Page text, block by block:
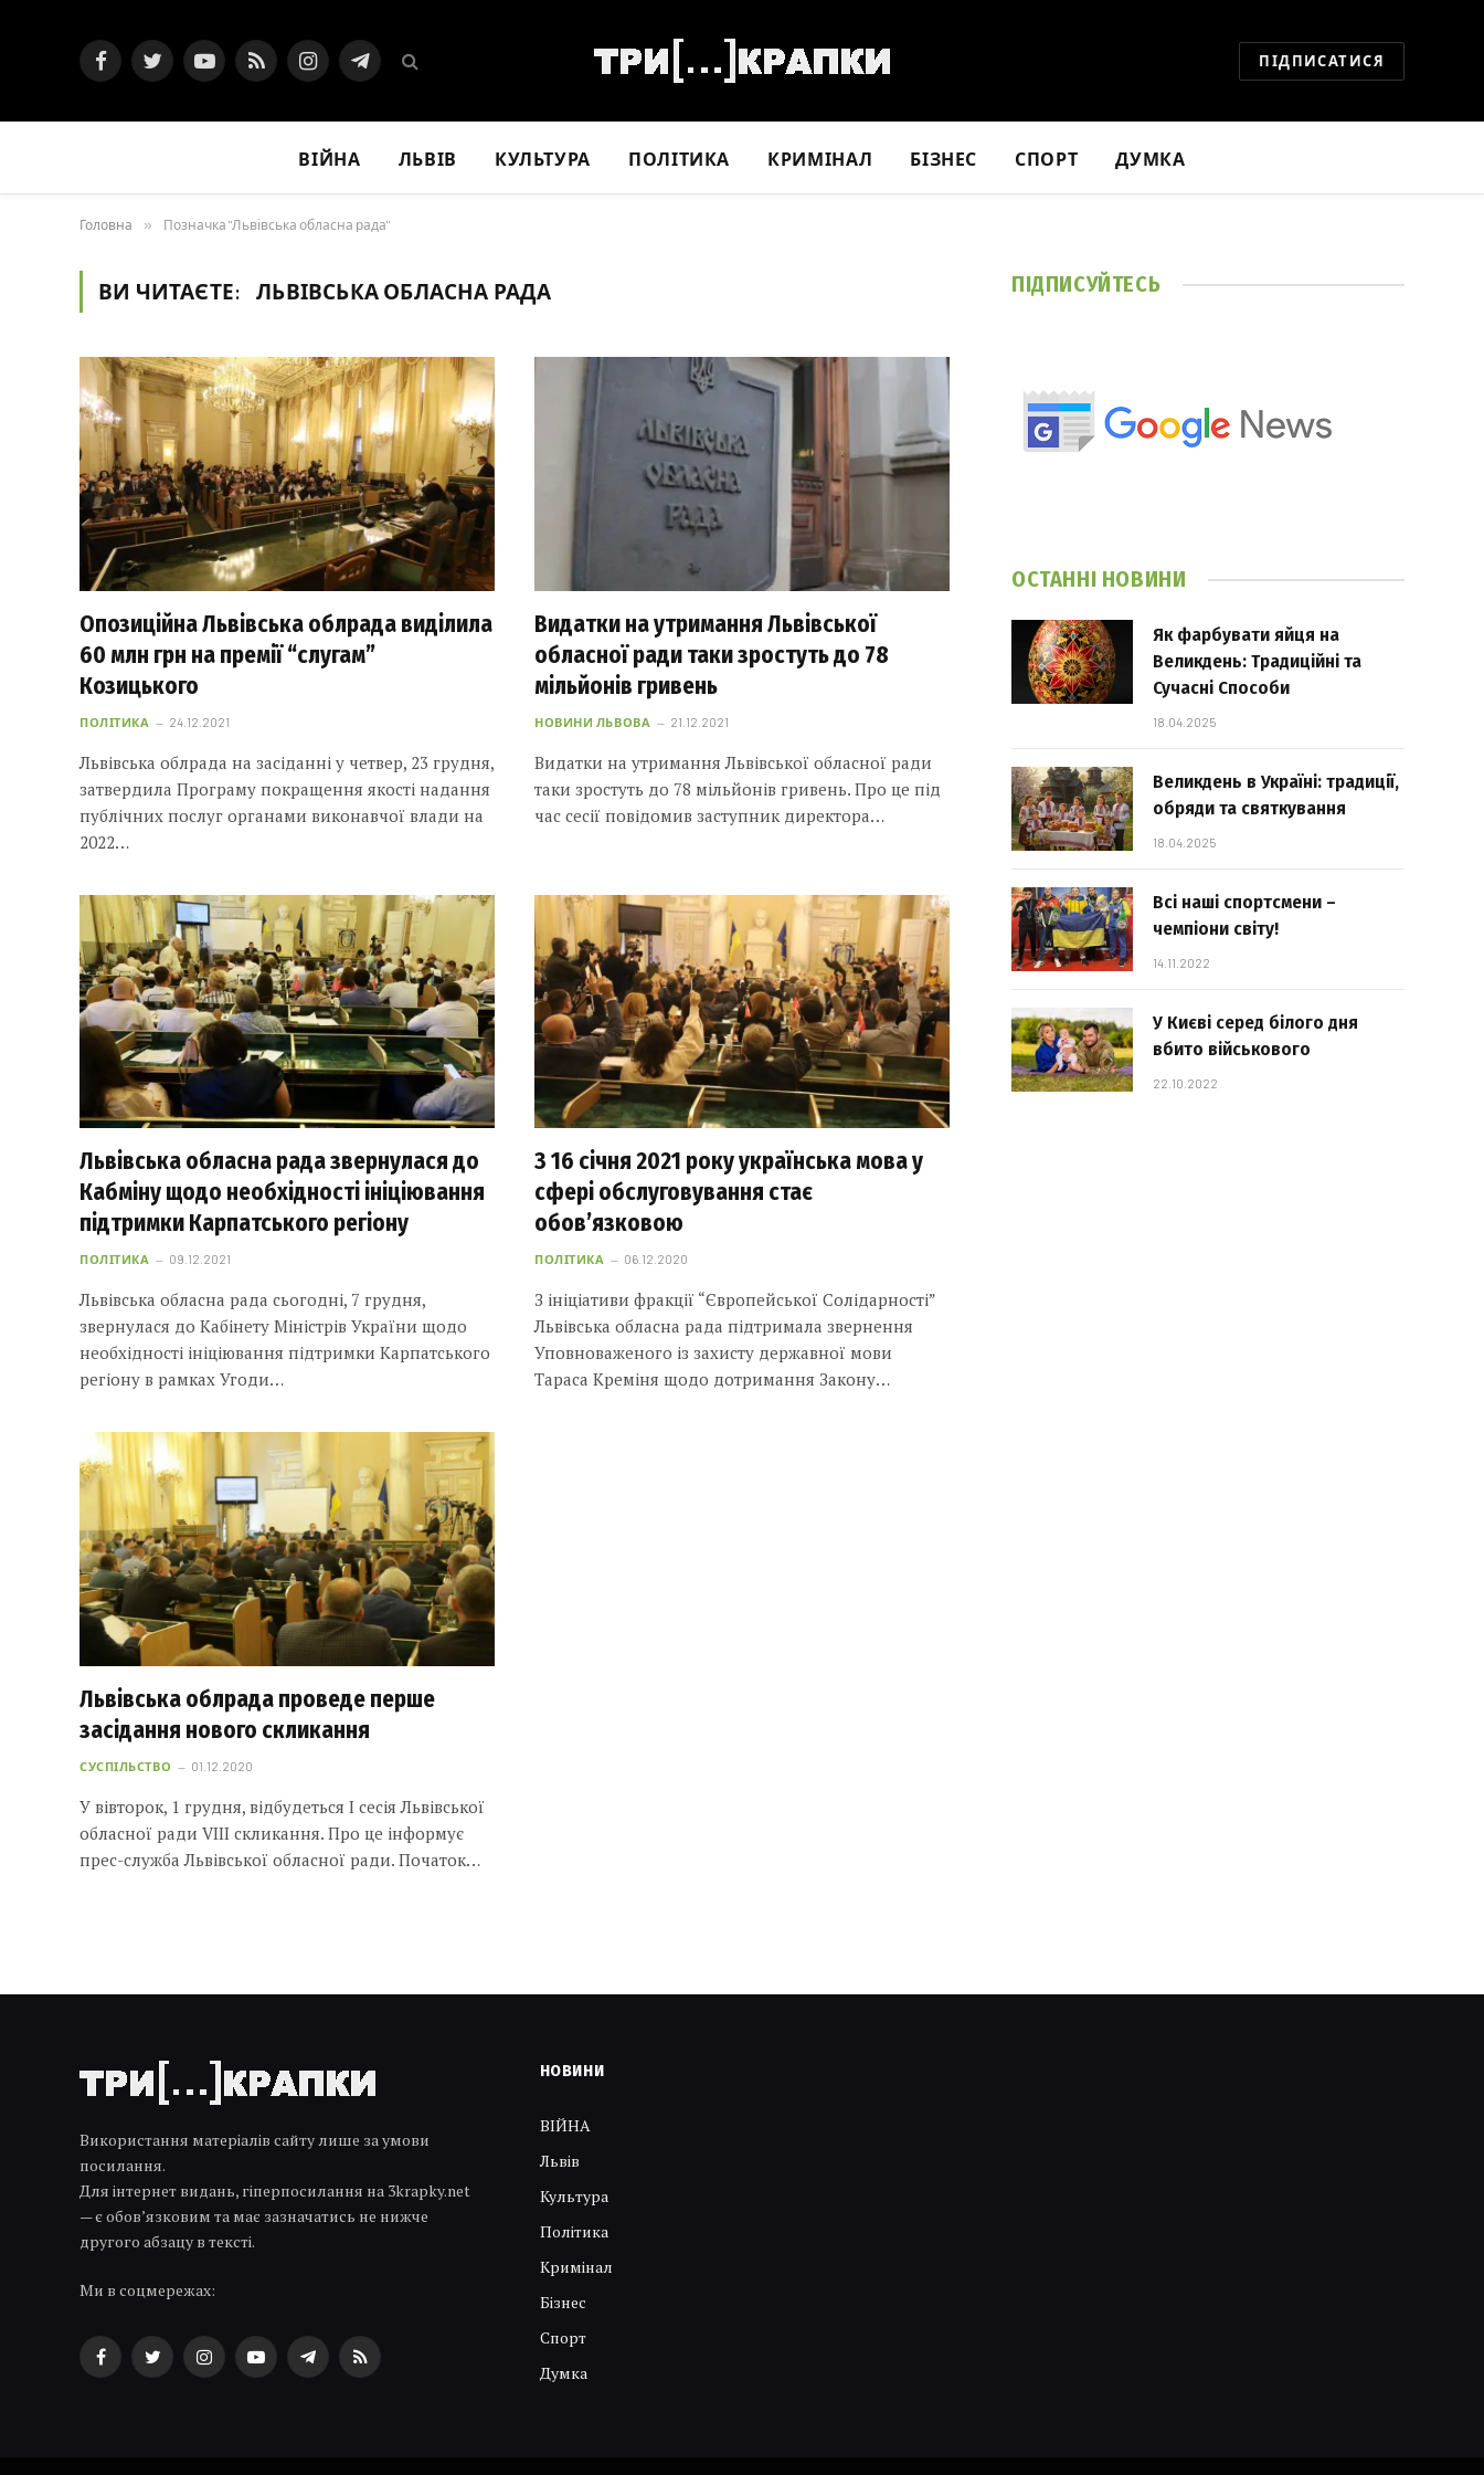
FacebookTwitterYouTubeRSS InstagramTelegram ПІДПИСАТИСЯ
ВІЙНА ЛЬВІВ КУЛЬТУРА ПОЛІТИКА КРИМІНАЛ БІЗНЕС СПОРТ ДУМКА
Головна » Позначка "Львівська обласна рада"
ВИ ЧИТАЄТЕ: ЛЬВІВСЬКА ОБЛАСНА РАДА
Опозиційна Львівська облрада виділила
60 млн грн на премії “слугам”
Козицького
ПОЛІТИКА 24.12.2021
Львівська облрада на засіданні у четвер, 23 грудня,
затвердила Програму покращення якості надання
публічних послуг органами виконавчої влади на
2022…
Видатки на утримання Львівської
обласної ради таки зростуть до 78
мільйонів гривень
НОВИНИ ЛЬВОВА 21.12.2021
Видатки на утримання Львівської обласної ради
таки зростуть до 78 мільйонів гривень. Про це під
час сесії повідомив заступник директора…
Львівська обласна рада звернулася до
Кабміну щодо необхідності ініціювання
підтримки Карпатського регіону
ПОЛІТИКА 09.12.2021
Львівська обласна рада сьогодні, 7 грудня,
звернулася до Кабінету Міністрів України щодо
необхідності ініціювання підтримки Карпатського
регіону в рамках Угоди…
З 16 січня 2021 року українська мова у
сфері обслуговування стає
обов’язковою
ПОЛІТИКА 06.12.2020
З ініціативи фракції “Європейської Солідарності”
Львівська обласна рада підтримала звернення
Уповноваженого із захисту державної мови
Тараса Креміня щодо дотримання Закону…
Львівська облрада проведе перше
засідання нового скликання
СУСПІЛЬСТВО 01.12.2020
У вівторок, 1 грудня, відбудеться І сесія Львівської
обласної ради VIII скликання. Про це інформує
прес-служба Львівської обласної ради. Початок…
ПІДПИСУЙТЕСЬ
ОСТАННІ НОВИНИ
Як фарбувати яйця на
Великдень: Традиційні та
Сучасні Способи
18.04.2025
Великдень в Україні: традиції,
обряди та святкування
18.04.2025
Всі наші спортсмени –
чемпіони світу!
14.11.2022
У Києві серед білого дня
вбито військового
22.10.2022
Використання матеріалів сайту лише за умови
посилання.
Для інтернет видань, гіперпосилання на 3krapky.net
— є обов’язковим та має зазначатись не нижче
другого абзацу в тексті.
Ми в соцмережах:
FacebookTwitterInstagramYouTubeTelegramRSS
НОВИНИ
ВІЙНА
Львів
Культура
Політика
Кримінал
Бізнес
Спорт
Думка